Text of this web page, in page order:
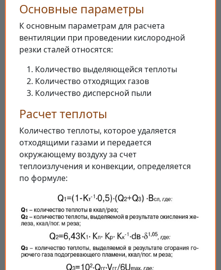
Основные параметры
К основным параметрам для расчета
вентиляции при проведении кислородной
резки сталей относятся:
Количество выделяющейся теплоты
Количество отходящих газов
Количество дисперсной пыли
Расчет теплоты
Количество теплоты, которое удаляется
отходящими газами и передается
окружающему воздуху за счет
теплоизлучения и конвекции, определяется
по формуле: